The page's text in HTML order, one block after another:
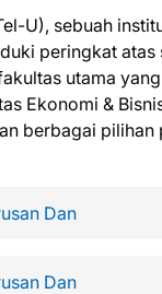
U), sebuah
peringkat
utama
Ekonomi &
berbagai
Dan
Dan